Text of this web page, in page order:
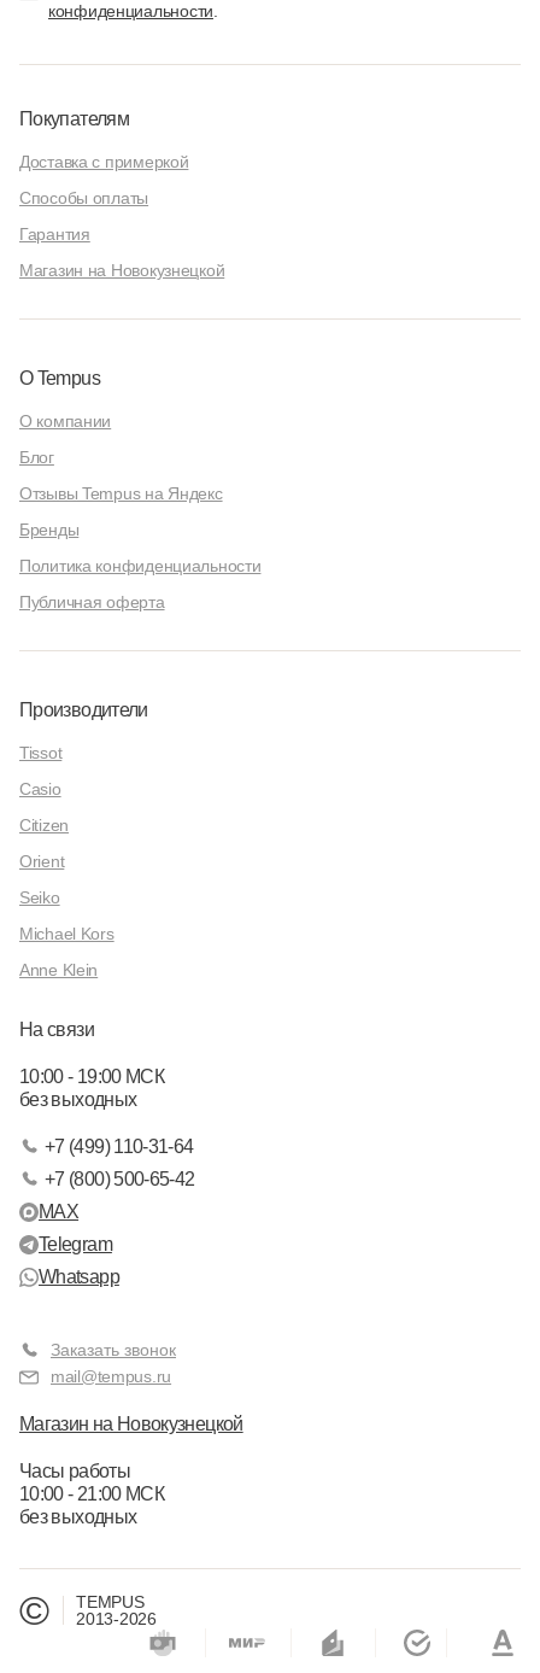
конфиденциальности
Покупателям
Доставка с примеркой
Способы оплаты
Гарантия
Магазин на Новокузнецкой
О Tempus
О компании
Блог
Отзывы Tempus на Яндекс
Бренды
Политика конфиденциальности
Публичная оферта
Производители
Tissot
Casio
Citizen
Orient
Seiko
Michael Kors
Anne Klein
На связи
10:00 - 19:00 МСК
без выходных
+7 (499) 110-31-64
+7 (800) 500-65-42
MAX
Telegram
Whatsapp
Заказать звонок
mail@tempus.ru
Магазин на Новокузнецкой
Часы работы
10:00 - 21:00 МСК
без выходных
©
TEMPUS
2013-2026